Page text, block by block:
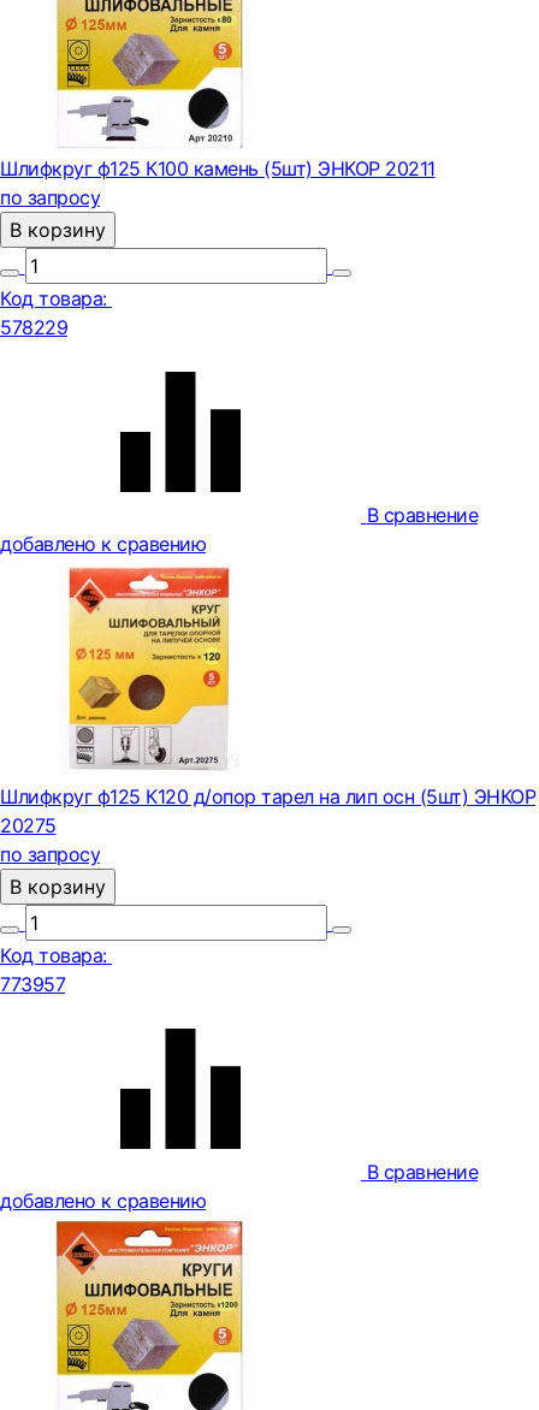
Шлифкруг ф125 К100 камень (5шт) ЭНКОР 20211
по запросу
В корзину
Код товара:
578229
В сравнение
добавлено к сравению
Шлифкруг ф125 К120 д/опор тарел на лип осн (5шт) ЭНКОР
20275
по запросу
В корзину
Код товара:
773957
В сравнение
добавлено к сравению